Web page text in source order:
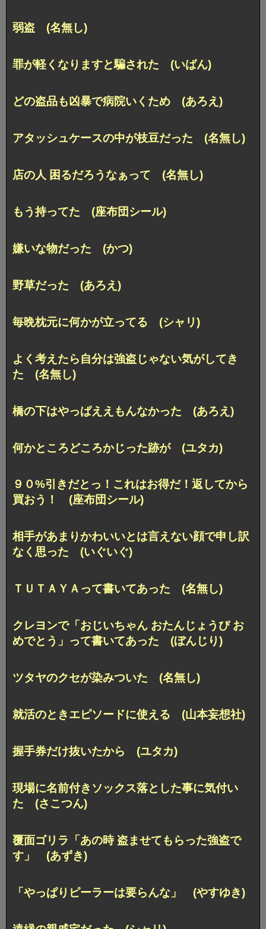
弱盗 (名無し)
罪が軽くなりますと騙された (いばん)
どの盗品も凶暴で病院いくため (あろえ)
アタッシュケースの中が枝豆だった (名無し)
店の人 困るだろうなぁって (名無し)
もう持ってた (座布団シール)
嫌いな物だった (かつ)
野草だった (あろえ)
毎晩枕元に何かが立ってる (シャリ)
よく考えたら自分は強盗じゃない気がしてき
た (名無し)
橋の下はやっぱええもんなかった (あろえ)
何かところどころかじった跡が (ユタカ)
９０%引きだとっ！これはお得だ！返してから
買おう！ (座布団シール)
相手があまりかわいいとは言えない顔で申し訳
なく思った (いぐいぐ)
ＴＵＴＡＹＡって書いてあった (名無し)
クレヨンで「おじいちゃん おたんじょうび お
めでとう」って書いてあった (ぼんじり)
ツタヤのクセが染みついた (名無し)
就活のときエピソードに使える (山本妄想社)
握手券だけ抜いたから (ユタカ)
現場に名前付きソックス落とした事に気付い
た (さこつん)
覆面ゴリラ「あの時 盗ませてもらった強盗で
す」 (あずき)
「やっぱりピーラーは要らんな」 (やすゆき)